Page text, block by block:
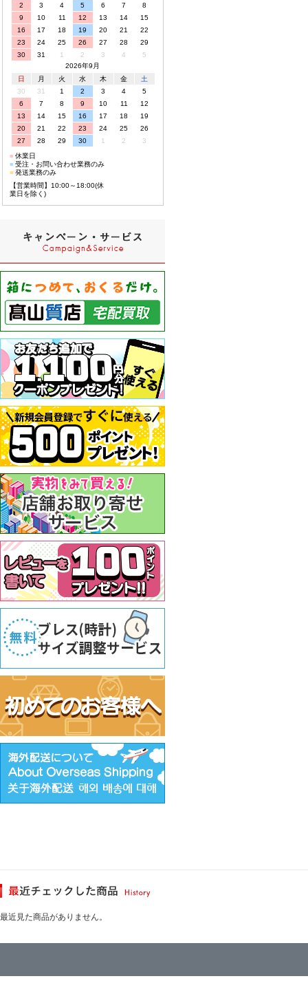
2
3 4 5 6 7
8
9
10 11 12 13 14
15
16
17 18 19 20 21
22
23
24 25 26 27 28
29
30
31 1 2 3 4
5
2026年9月
日
月 火 水 木 金
土
30
31 1 2 3 4
5
6
7 8 9 10 11
12
13
14 15 16 17 18
19
20
21 22 23 24 25
26
27
28 29 30 1 2
3
■休業日
■受注・お問い合わせ業務のみ
■発送業務のみ
【営業時間】10:00～18:00(休
業日を除く)
最近見た商品がありません。